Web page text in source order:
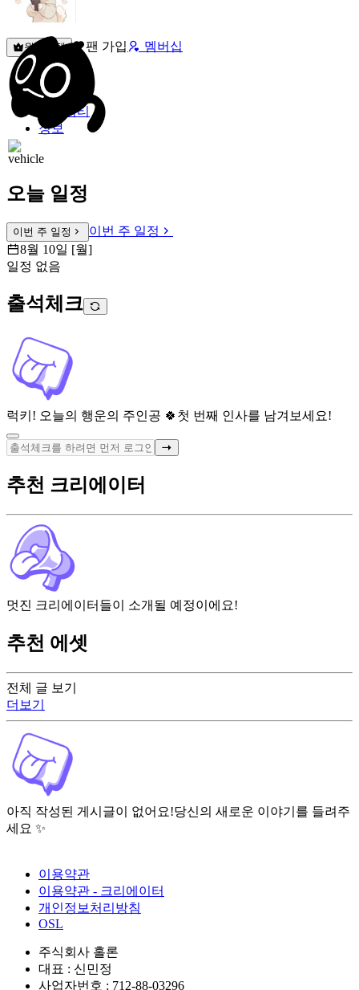
원픽선택 팬 가입 멤버십
밐타운
피드
커뮤니티
정보
오늘 일정
이번 주 일정
이번 주 일정
8월 10일 [월]
일정 없음
출석체크
럭키! 오늘의 행운의 주인공 🍀 첫 번째 인사를 남겨보세요!
전체 글 보기
더보기
아직 작성된 게시글이 없어요!당신의 새로운 이야기를 들려주
세요 ✨
추천 크리에이터
멋진 크리에이터들이 소개될 예정이에요!
추천 에셋
이용약관
이용약관 - 크리에이터
개인정보처리방침
OSL
주식회사 홀론
대표 : 신민정
사업자번호 : 712-88-03296